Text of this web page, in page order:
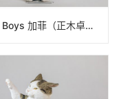
Bad Boys 加菲（正木卓）N22A446